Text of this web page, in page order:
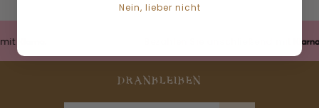
DRANBLEIBEN
Nein, lieber nicht